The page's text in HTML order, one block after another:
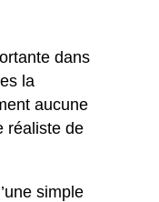
dans
la
aucune
réaliste de
simple